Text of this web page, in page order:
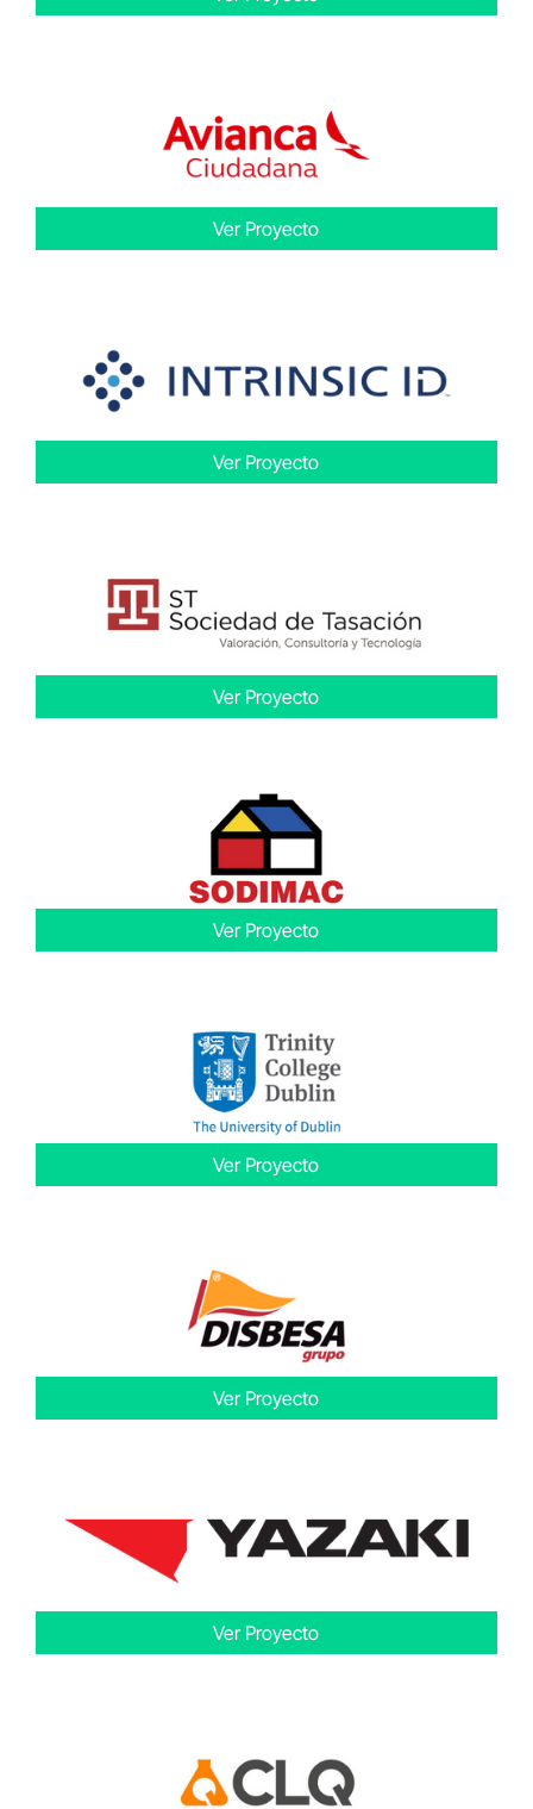
Ver Proyecto
Ver Proyecto
Ver Proyecto
Ver Proyecto
Ver Proyecto
Ver Proyecto
Ver Proyecto